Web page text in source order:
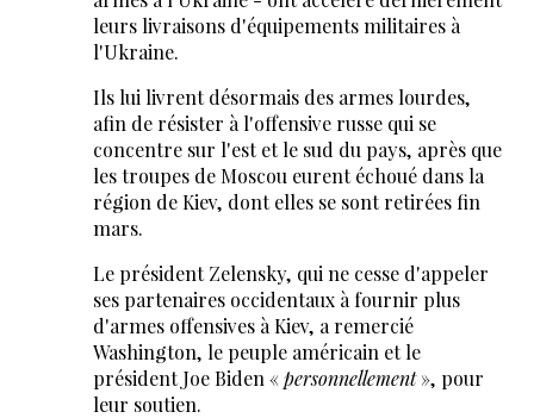
leurs livraisons d'équipements militaires à
l'Ukraine.
Ils lui livrent désormais des armes lourdes,
afin de résister à l'offensive russe qui se
concentre sur l'est et le sud du pays, après que
les troupes de Moscou eurent échoué dans la
région de Kiev, dont elles se sont retirées fin
mars.
Le président Zelensky, qui ne cesse d'appeler
ses partenaires occidentaux à fournir plus
d'armes offensives à Kiev, a remercié
Washington, le peuple américain et le
président Joe Biden «personnellement», pour
leur soutien.